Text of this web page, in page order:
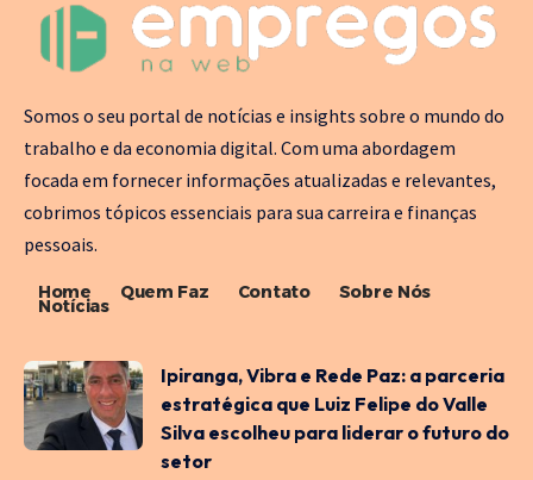
Somos o seu portal de notícias e insights sobre o mundo do
trabalho e da economia digital. Com uma abordagem
focada em fornecer informações atualizadas e relevantes,
cobrimos tópicos essenciais para sua carreira e finanças
pessoais.
Home Quem Faz Contato Sobre Nós
Notícias
Ipiranga, Vibra e Rede Paz: a parceria
estratégica que Luiz Felipe do Valle
Silva escolheu para liderar o futuro do
setor